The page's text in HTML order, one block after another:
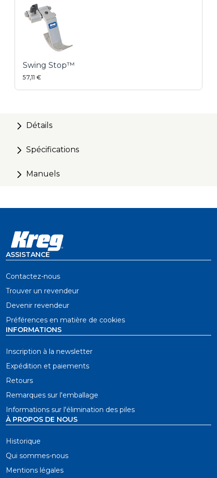
S’adapte au guide parallèle PRS1015
Swing Stop™
57,11 €
Détails
Spécifications
Manuels
ASSISTANCE
Contactez-nous
Trouver un revendeur
Devenir revendeur
Préférences en matière de cookies
INFORMATIONS
Inscription à la newsletter
Expédition et paiements
Retours
Remarques sur l'emballage
Informations sur l'élimination des piles
À PROPOS DE NOUS
Historique
Qui sommes-nous
Mentions légales